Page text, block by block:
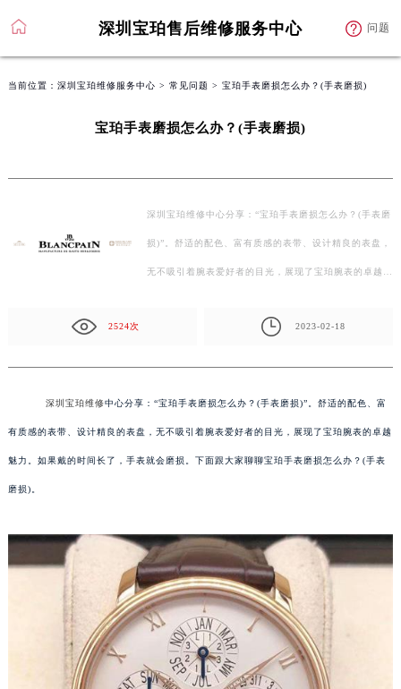
深圳宝珀售后维修服务中心 问题
当前位置： 深圳宝珀维修服务中心 > 常见问题 > 宝珀手表磨损怎么办？(手表磨损)
宝珀手表磨损怎么办？(手表磨损)
深圳宝珀维修中心分享：“宝珀手表磨损怎么办？(手表磨
损)”。舒适的配色、富有质感的表带、设计精良的表盘，
无不吸引着腕表爱好者的目光，展现了宝珀腕表的卓越…
2524次 2023-02-18
深圳宝珀维修中心分享：“宝珀手表磨损怎么办？(手表磨损)”。舒适的配色、富
有质感的表带、设计精良的表盘，无不吸引着腕表爱好者的目光，展现了宝珀腕表的卓越
魅力。如果戴的时间长了，手表就会磨损。下面跟大家聊聊宝珀手表磨损怎么办？(手表
磨损)。